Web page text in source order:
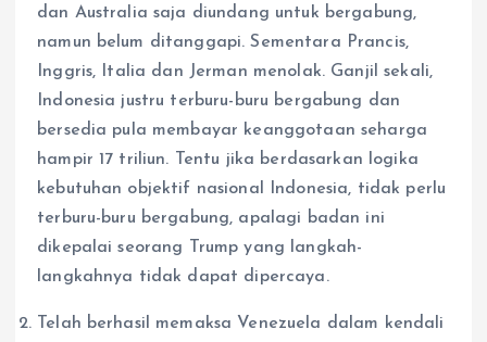
dan Australia saja diundang untuk bergabung,
namun belum ditanggapi. Sementara Prancis,
Inggris, Italia dan Jerman menolak. Ganjil sekali,
Indonesia justru terburu-buru bergabung dan
bersedia pula membayar keanggotaan seharga
hampir 17 triliun. Tentu jika berdasarkan logika
kebutuhan objektif nasional Indonesia, tidak perlu
terburu-buru bergabung, apalagi badan ini
dikepalai seorang Trump yang langkah-
langkahnya tidak dapat dipercaya.
Telah berhasil memaksa Venezuela dalam kendali